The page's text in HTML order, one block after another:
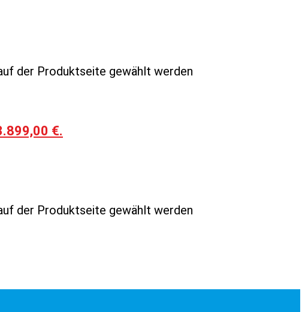
der Produktseite gewählt werden
€.
der Produktseite gewählt werden